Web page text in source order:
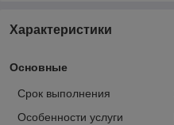
Характеристики
Основные
Срок выполнения
Особенности услуги